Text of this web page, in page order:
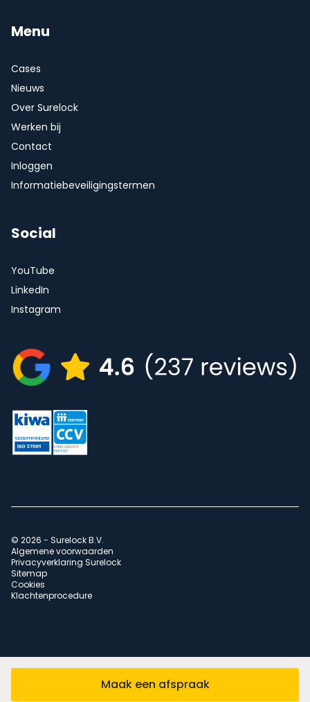
Maak een afspraak
Menu
Cases
Nieuws
Over Surelock
Werken bij
Contact
Inloggen
Informatiebeveiligingstermen
Social
YouTube
LinkedIn
Instagram
© 2026 - Surelock B.V.
Algemene voorwaarden
Privacyverklaring Surelock
Sitemap
Cookies
Klachtenprocedure
Website ontwikkeld doorYuri van Essen